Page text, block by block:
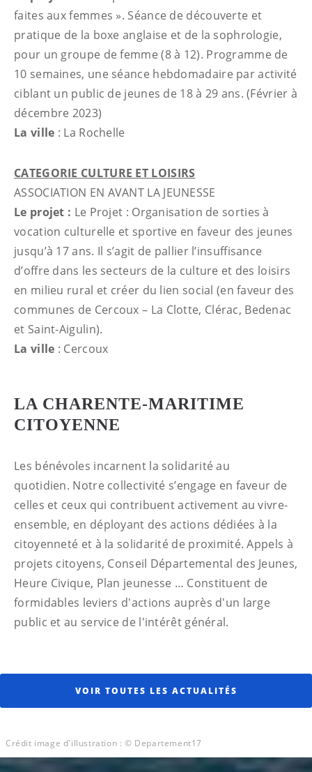
faites aux femmes ». Séance de découverte et
pratique de la boxe anglaise et de la sophrologie,
pour un groupe de femme (8 à 12). Programme de
10 semaines, une séance hebdomadaire par activité
ciblant un public de jeunes de 18 à 29 ans. (Février à
décembre 2023)
La ville : La Rochelle
CATEGORIE CULTURE ET LOISIRS
ASSOCIATION EN AVANT LA JEUNESSE
Le projet : Le Projet : Organisation de sorties à
vocation culturelle et sportive en faveur des jeunes
jusqu’à 17 ans. Il s’agit de pallier l’insuffisance
d’offre dans les secteurs de la culture et des loisirs
en milieu rural et créer du lien social (en faveur des
communes de Cercoux – La Clotte, Clérac, Bedenac
et Saint-Aigulin).
La ville : Cercoux
LA CHARENTE-MARITIME
CITOYENNE
Les bénévoles incarnent la solidarité au
quotidien. Notre collectivité s’engage en faveur de
celles et ceux qui contribuent activement au vivre-
ensemble, en déployant des actions dédiées à la
citoyenneté et à la solidarité de proximité. Appels à
projets citoyens, Conseil Départemental des Jeunes,
Heure Civique, Plan jeunesse … Constituent de
formidables leviers d'actions auprès d'un large
public et au service de l'intérêt général.
VOIR TOUTES LES ACTUALITÉS
Crédit image d'illustration : © Departement17